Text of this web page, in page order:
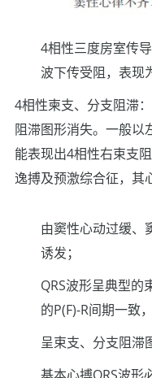
4相性三度房室传
波下传受阻，表现
4相性柬支、分支阻滞
阻滞图形消失。一般以
能表现出4相性右束支
逸搏及预激综合征，其
由窦性心动过缓、
诱发；
QRS波形呈典型的
的P(F)-R间期一致
呈束支、分支阻滞